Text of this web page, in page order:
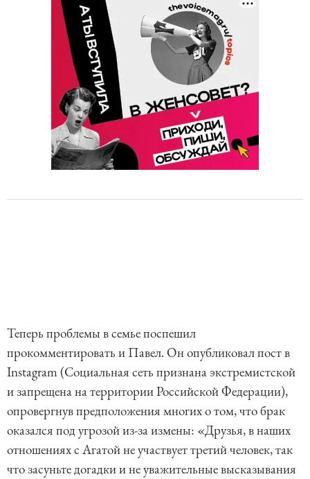
Теперь проблемы в семье поспешил
прокомментировать и Павел. Он опубликовал пост в
Instagram (Социальная сеть признана экстремистской
и запрещена на территории Российской Федерации),
опровергнув предположения многих о том, что брак
оказался под угрозой из-за измены: «Друзья, в наших
отношениях с Агатой не участвует третий человек, так
что засуньте догадки и не уважительные высказывания